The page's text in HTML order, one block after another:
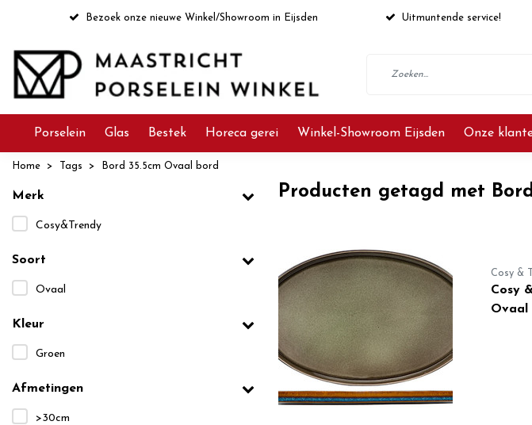
Bezoek onze nieuwe Winkel/Showroom in Eijsden Uitmuntende service!
Porselein Glas Bestek Horeca gerei Winkel-Showroom Eijsden Onze
Home Tags Bord 35.5cm Ovaal bord
Merk
Cosy&Trendy
Soort
Ovaal
Kleur
Groen
Afmetingen
>30cm
Producten getagd met
Cosy &
Cosy
Ovaal